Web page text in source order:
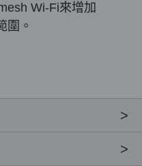
Wi-Fi來增加
圍。